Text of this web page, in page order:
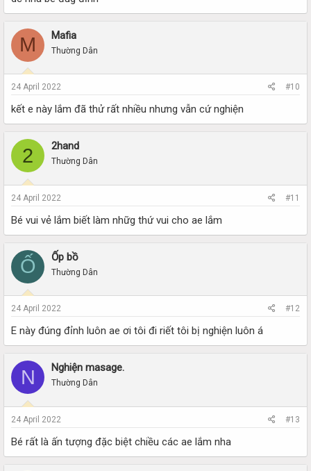
M Mafia
Thường Dân
24 April 2022 #10
kết e này lắm đã thử rất nhiều nhưng vẫn cứ nghiện
2 2hand
Thường Dân
24 April 2022 #11
Bé vui vẻ lắm biết làm nhữg thứ vui cho ae lắm
Ố Ốp bồ
Thường Dân
24 April 2022 #12
E này đúng đỉnh luôn ae ơi tôi đi riết tôi bị nghiện luôn á
N Nghiện masage.
Thường Dân
24 April 2022 #13
Bé rất là ấn tượng đặc biệt chiều các ae lắm nha